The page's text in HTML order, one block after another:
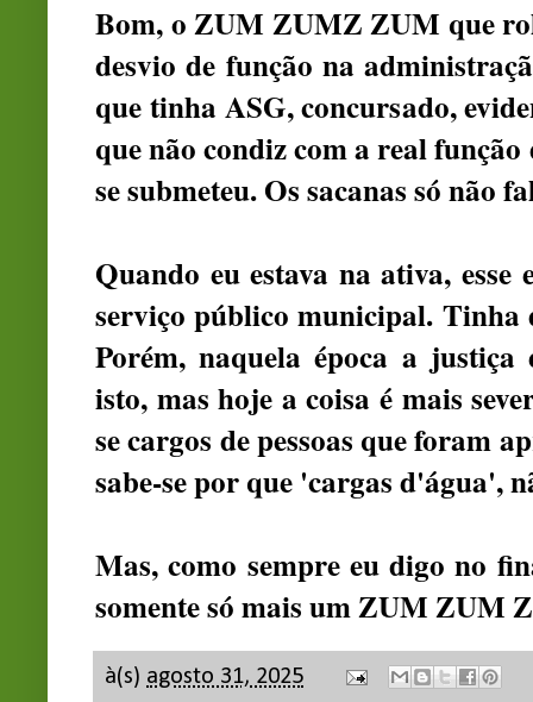
Bom, o ZUM ZUMZ ZUM que
desvio de função na
que tinha ASG, concursado,
que não condiz com a real
se submeteu. Os sacanas só não
Quando eu estava na ativa,
serviço público municipal. Tinha
Porém, naquela época a
isto, mas hoje a coisa é mais
se cargos de pessoas que foram
sabe-se por que 'cargas d'água',
Mas, como sempre eu digo no
somente só mais um ZUM ZUM
à(s) agosto 31, 2025